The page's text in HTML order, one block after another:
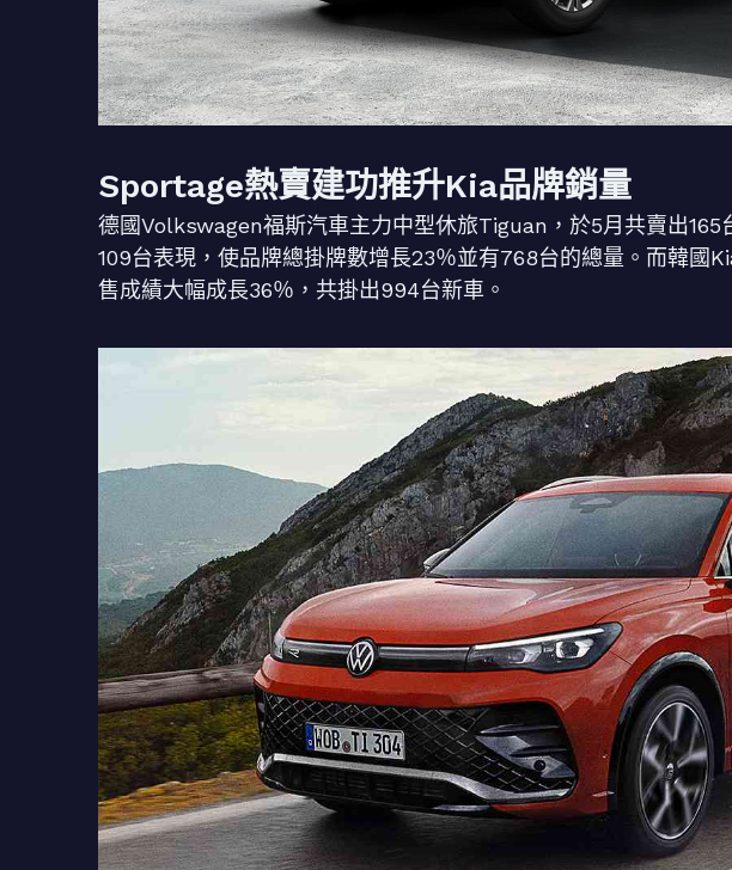
Sportage熱賣建功推升Kia品牌銷量
德國Volkswagen福斯汽車主力中型休旅Tiguan，於5月共賣出
109台表現，使品牌總掛牌數增長23％並有768台的總量。而韓國
售成績大幅成長36％，共掛出994台新車。